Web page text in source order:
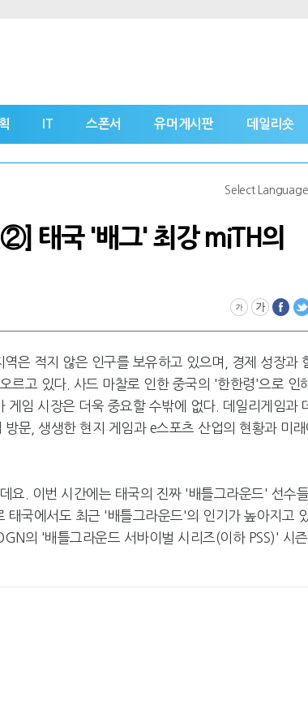
IT 스폰서 유머게시판 데일리숏
Select Language
②] 태국 '배그' 최강 miTH의
은 적지 않은 인구를 보유하고 있으며, 경제 성장과
르고 있다. 사드 마찰로 인한 중국의 '한한령'으로 인
임 시장은 더욱 중요할 수밖에 없다. 데일리게임과
문, 생생한 현지 게임과 e스포츠 산업의 현황과 미래
요. 이번 시간에는 태국의 진짜 '배틀그라운드' 선수들
태국에서도 최근 '배틀그라운드'의 인기가 높아지고
의 '배틀그라운드 서바이벌 시리즈(이하 PSS)' 시즌